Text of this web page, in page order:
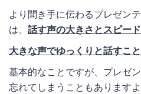
より聞き手に伝わるプレゼン
は、 話す声の大きさとスピード
大きな声でゆっくりと話すこと
基本的なことですが、プレゼ
忘れてしまうこともありますよ